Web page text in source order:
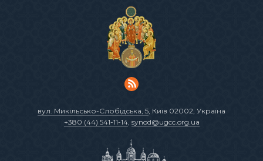
вул. Микільсько-Слобідська, 5 , Київ 02002, Україна
+380 (44) 541-11-14, synod@ugcc.org.ua